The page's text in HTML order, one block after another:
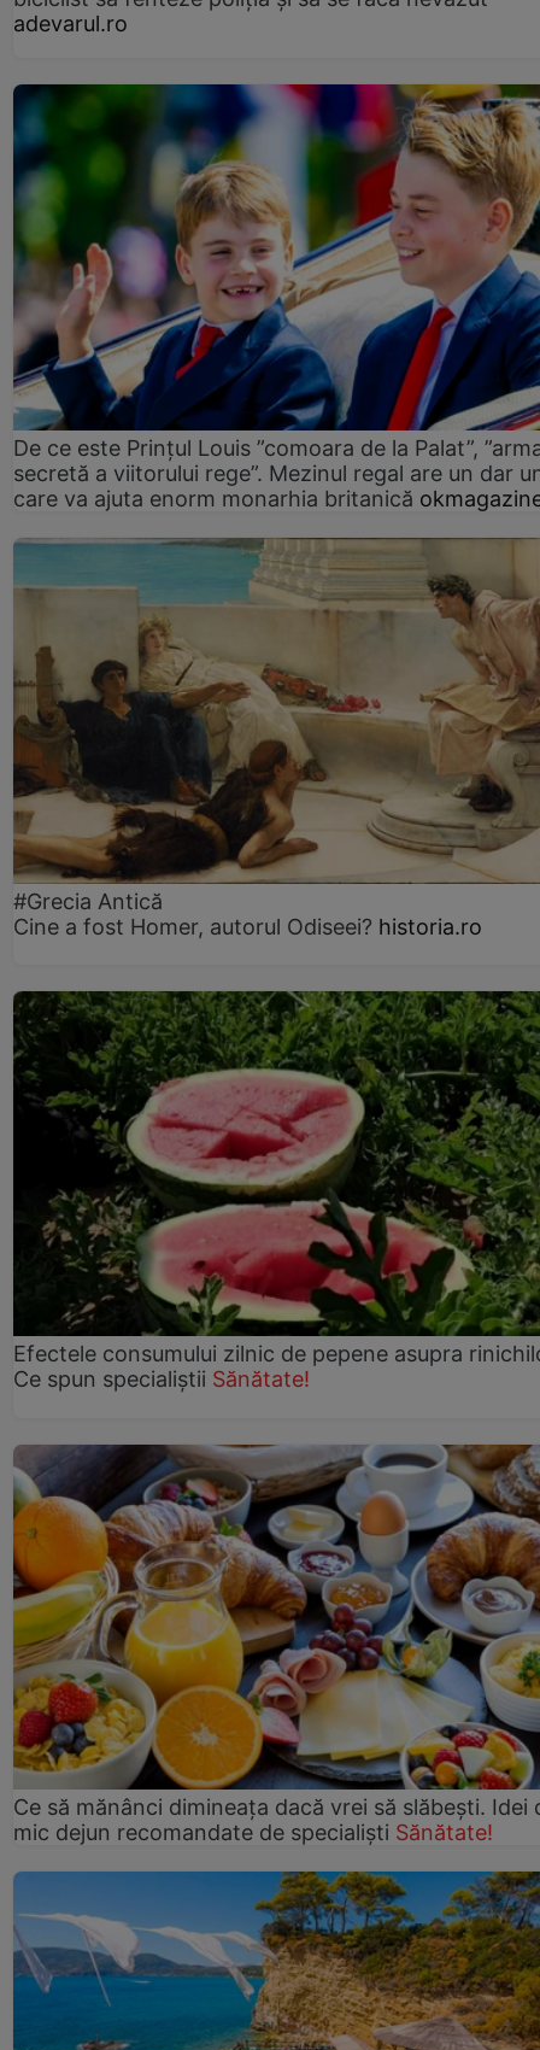
adevarul.ro
De ce este Prințul Louis ”comoara de la Palat”,
secretă a viitorului rege”. Mezinul regal are un dar
care va ajuta enorm monarhia britanică
#Grecia Antică
Cine a fost Homer, autorul Odiseei? historia.ro
Efectele consumului zilnic de pepene asupra
Ce spun specialiștii Sănătate!
Ce să mănânci dimineața dacă vrei să slăbești. Idei
mic dejun recomandate de specialiști Sănătate!